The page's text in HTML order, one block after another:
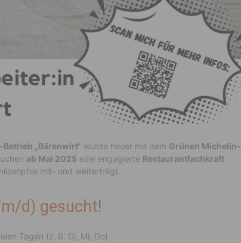
„Bärenwirt“ wurde heuer mit dem Grünen Michelin-
ab Mai 2025 eine engagierte Restaurantfachkraft
mit- und weiterträgt.
d) gesucht!
Tagen (z. B. Di, Mi, Do)